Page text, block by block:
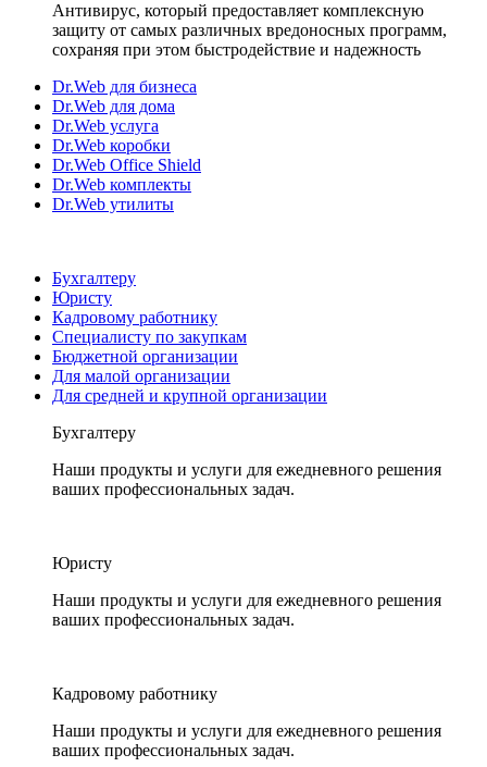
Антивирус, который предоставляет комплексную
защиту от самых различных вредоносных программ,
сохраняя при этом быстродействие и надежность
Dr.Web для бизнеса
Dr.Web для дома
Dr.Web услуга
Dr.Web коробки
Dr.Web Office Shield
Dr.Web комплекты
Dr.Web утилиты
Бухгалтеру
Юристу
Кадровому работнику
Специалисту по закупкам
Бюджетной организации
Для малой организации
Для средней и крупной организации
Бухгалтеру
Наши продукты и услуги для ежедневного решения
ваших профессиональных задач.
Юристу
Наши продукты и услуги для ежедневного решения
ваших профессиональных задач.
Кадровому работнику
Наши продукты и услуги для ежедневного решения
ваших профессиональных задач.